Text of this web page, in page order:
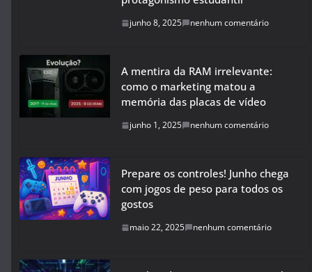
junho 8, 2025 nenhum comentário
A mentira da RAM irrelevante:
como o marketing matou a
memória das placas de vídeo
junho 1, 2025 nenhum comentário
Prepare os controles! Junho chega
com jogos de peso para todos os
gostos
maio 22, 2025 nenhum comentário